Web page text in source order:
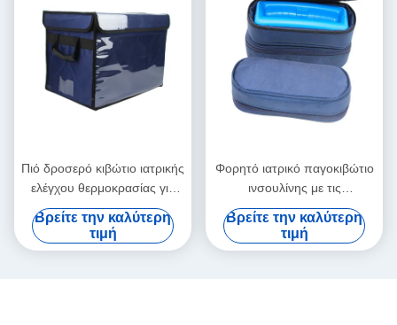
Πιό δροσερό κιβώτιο ιατρικής
ελέγχου θερμοκρασίας για
την ιατρική μεταφορά
αίματος εμβολίων
Βρείτε την καλύτερη
τιμή
Φορητό ιατρικό παγοκιβώτιο
ινσουλίνης με τις
εξατομικεύσιμες
θερμοκρασίες εύκολες να
καθαρίσουν
Βρείτε την καλύτερη
τιμή